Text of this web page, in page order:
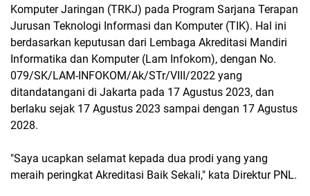
Komputer Jaringan (TRKJ) pada Program Sarjana Terapan
Jurusan Teknologi Informasi dan Komputer (TIK). Hal ini
berdasarkan keputusan dari Lembaga Akreditasi Mandiri
Informatika dan Komputer (Lam Infokom), dengan No.
079/SK/LAM-INFOKOM/Ak/STr/VIII/2022 yang
ditandatangani di Jakarta pada 17 Agustus 2023, dan
berlaku sejak 17 Agustus 2023 sampai dengan 17 Agustus
2028.
"Saya ucapkan selamat kepada dua prodi yang yang
meraih peringkat Akreditasi Baik Sekali," kata Direktur PNL.